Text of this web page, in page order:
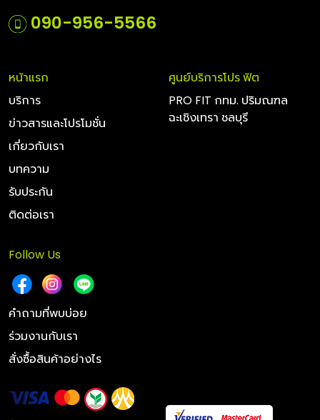
090-956-5566
หน้าแรก
บริการ
ข่าวสารและโปรโมชั่น
เกี่ยวกับเรา
บทความ
รับประกัน
ติดต่อเรา
ศูนย์บริการโปร ฟิต
PRO FIT กทม. ปริมณฑล
ฉะเชิงเทรา ชลบุรี
Follow Us
คำถามที่พบบ่อย
ร่วมงานกับเรา
สั่งซื้อสินค้าอย่างไร